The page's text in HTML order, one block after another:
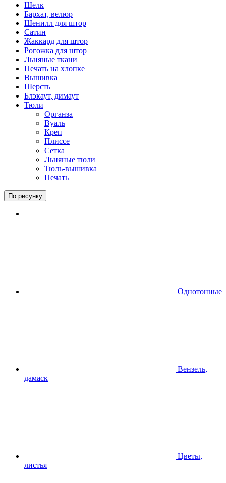
Шелк
Бархат, велюр
Шенилл для штор
Сатин
Жаккард для штор
Рогожка для штор
Льняные ткани
Печать на хлопке
Вышивка
Шерсть
Блэкаут, димаут
Тюли
Органза
Вуаль
Креп
Плиссе
Сетка
Льняные тюли
Тюль-вышивка
Печать
По рисунку
Однотонные
Вензель,
дамаск
Цветы,
листья